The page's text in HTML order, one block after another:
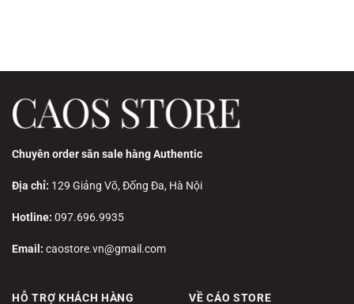
Chuyên order săn sale hàng Authentic
Địa chỉ: 129 Giảng Võ, Đống Đa, Hà Nội
Hotline: 097.696.9935
Email: caostore.vn@gmail.com
HỖ TRỢ KHÁCH HÀNG VỀ CÁO STORE